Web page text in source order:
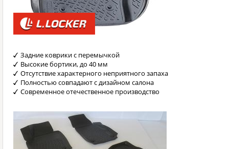
Задние коврики с перемычкой
Высокие бортики, до 40 мм
Отсутствие характерного неприятного запаха
Полностью совпадают с дизайном салона
Современное отечественное производство